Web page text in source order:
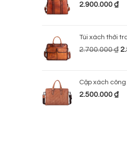
2.900.000₫
Túi xách thời
2.700.000₫
2.500.000₫